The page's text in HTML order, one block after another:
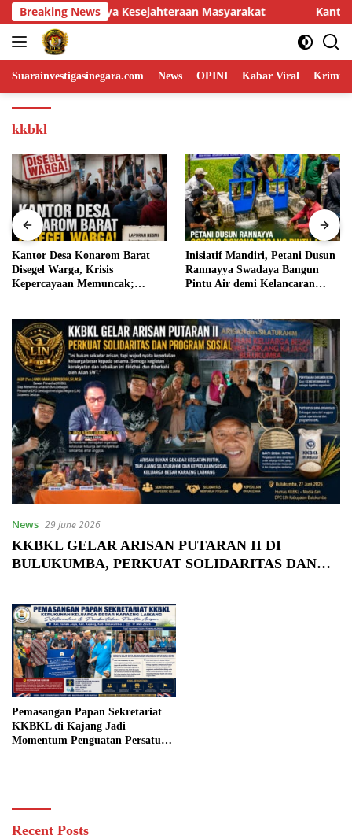
Skip
to
content
Breaking NewsKantor Desa Konarom Barat Disegel Warga,
Suarainvestigasinegara.com News OPINI Kabar Viral
kkbkl
Kantor Desa Konarom Barat
Disegel Warga, Krisis
Kepercayaan Memuncak;
Inisiatif Mandiri, Petani Dusun
Rannayya Swadaya Bangun
Pintu Air demi Kelancaran
News 29 June 2026
KKBKL GELAR ARISAN PUTARAN II DI
BULUKUMBA, PERKUAT SOLIDARITAS DAN
Pemasangan Papan Sekretariat
KKBKL di Kajang Jadi
Momentum Penguatan Persatuan
Recent Posts